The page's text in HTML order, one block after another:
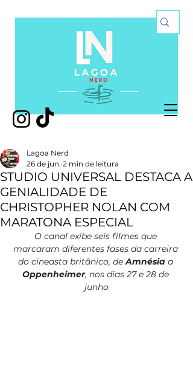
STUDIO UNIVERSAL DESTACA A
GENIALIDADE DE
CHRISTOPHER NOLAN COM
MARATONA ESPECIAL
Lagoa Nerd
26 de jun. 2 min de leitura
O canal exibe seis filmes que
marcaram diferentes fases da carreira
do cineasta britânico, de Amnésia a
Oppenheimer, nos dias 27 e 28 de
junho